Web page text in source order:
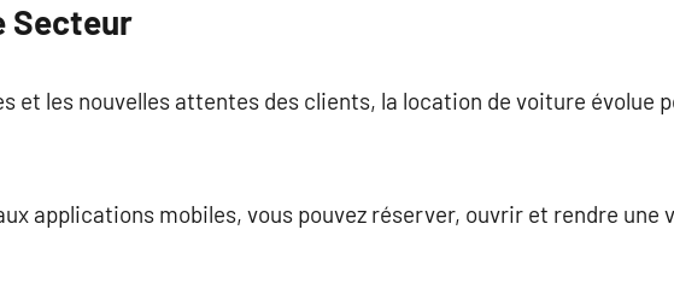
Secteur
et les nouvelles attentes des clients, la location de voiture évolue
applications mobiles, vous pouvez réserver, ouvrir et rendre une